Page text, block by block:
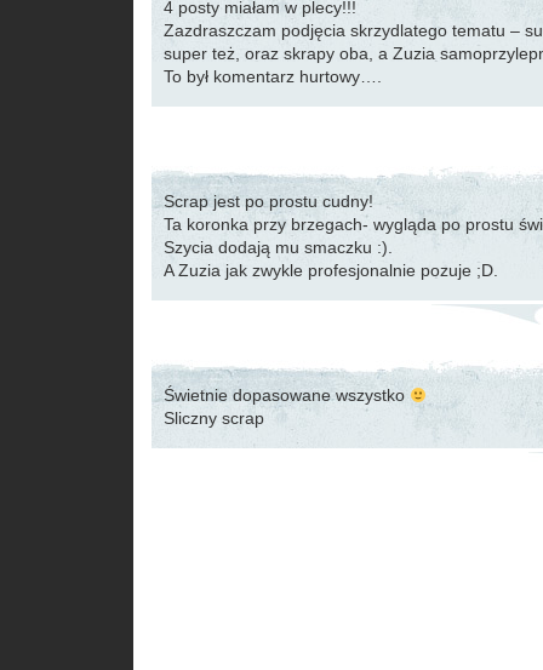
4 posty miałam w plecy!!!
Zazdraszczam podjęcia skrzydlatego tematu –
super też, oraz skrapy oba, a Zuzia
To był komentarz hurtowy….
Scrap jest po prostu cudny!
Ta koronka przy brzegach- wygląda po prostu
Szycia dodają mu smaczku :).
A Zuzia jak zwykle profesjonalnie pozuje ;D.
Świetnie dopasowane wszystko
Sliczny scrap